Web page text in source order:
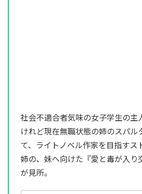
社会不適合者気味の女子学生の主
けれど現在無職状態の姉のスパル
て、ライトノベル作家を目指すス
姉の、妹へ向けた『愛と毒が入り
が見所。